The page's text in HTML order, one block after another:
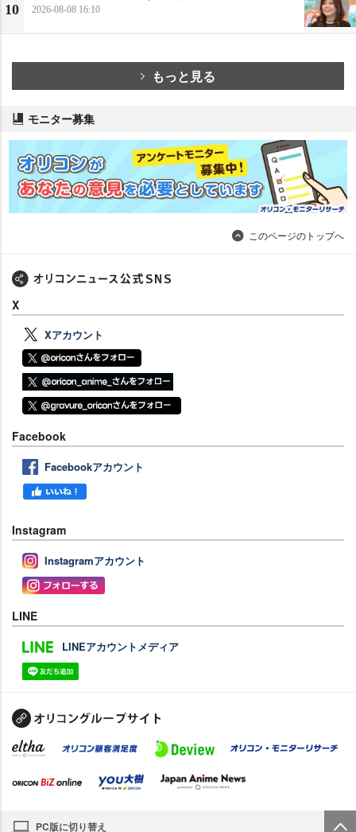
10 2026-08-08 16:10
もっと見る
モニター募集
このページのトップへ
X
Xアカウント
Facebook
Facebookアカウント
Instagram
Instagramアカウント
LINE
LINEアカウントメディア
PC版に切り替え